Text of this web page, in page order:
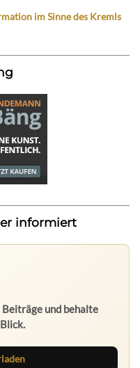
im Sinne des Kremls
informiert
und behalte